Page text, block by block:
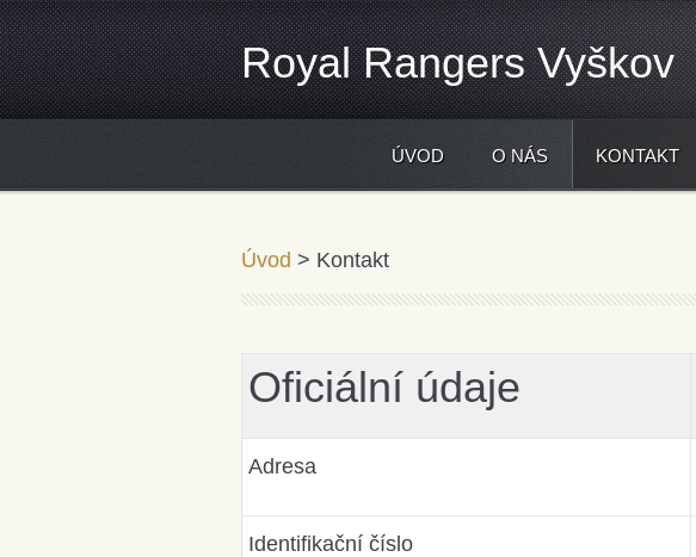
Royal Rangers Vyškov
ÚVOD O NÁS KONTAKT
Úvod > Kontakt
Oficiální údaje
Adresa
Identifikační číslo